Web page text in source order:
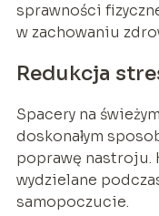
sprawności
w zachowaniu
Redukcja
Spacery na
doskonałym
poprawę nastroju.
wydzielane
samopoczucie.